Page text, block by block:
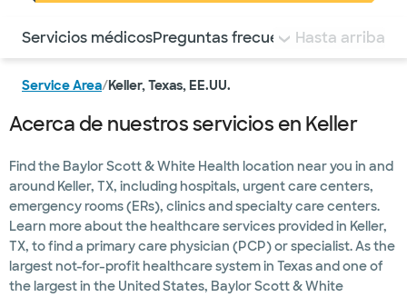
Utilice esta navegación para saltar rápidamente a
Servicios médicosPreguntas frecuentesHasta arriba
Service Area/Keller, Texas, EE.UU.
Acerca de nuestros servicios en Keller
Find the Baylor Scott & White Health location near you in and
around Keller, TX, including hospitals, urgent care centers,
emergency rooms (ERs), clinics and specialty care centers.
Learn more about the healthcare services provided in Keller,
TX, to find a primary care physician (PCP) or specialist. As the
largest not-for-profit healthcare system in Texas and one of
the largest in the United States, Baylor Scott & White